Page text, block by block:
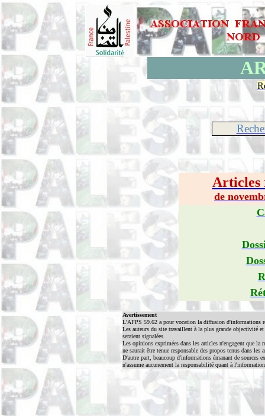
Articles
de
Avertissement
L'AFPS 59.62 a pour vocation la diffusion d'informations
Les auteurs du site travaillent à la plus grande objectivité
seraient signalées.
Les opinions exprimées dans les articles n'engagent que
ne saurait être tenue responsable des propos tenus dans les
D'autre part, beaucoup d'informations émanant de
n'assume aucunement la responsabilité quant à